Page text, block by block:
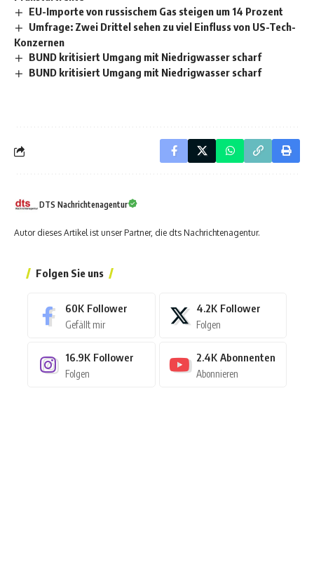
EU-Importe von russischem Gas steigen um 14 Prozent
Umfrage: Zwei Drittel sehen zu viel Einfluss von US-Tech-
Konzernen
BUND kritisiert Umgang mit Niedrigwasser scharf
BUND kritisiert Umgang mit Niedrigwasser scharf
DTS Nachrichtenagentur
Autor dieses Artikel ist unser Partner, die dts Nachrichtenagentur.
Folgen Sie uns
60K Follower
Gefällt mir
4.2K Follower
Folgen
16.9K Follower
Folgen
2.4K Abonnenten
Abonnieren